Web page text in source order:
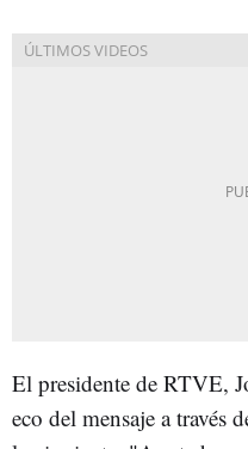
El presidente de RTVE,
eco del mensaje a través